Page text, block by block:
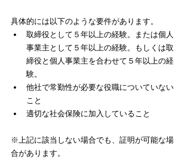
具体的には以下のような要件があります。
取締役として５年以上の経験。または個人
事業主として５年以上の経験。もしくは取
締役と個人事業主を合わせて５年以上の経
験。
他社で常勤性が必要な役職についていない
こと
適切な社会保険に加入していること
​※上記に該当しない場合でも、証明が可能な場
合があります。